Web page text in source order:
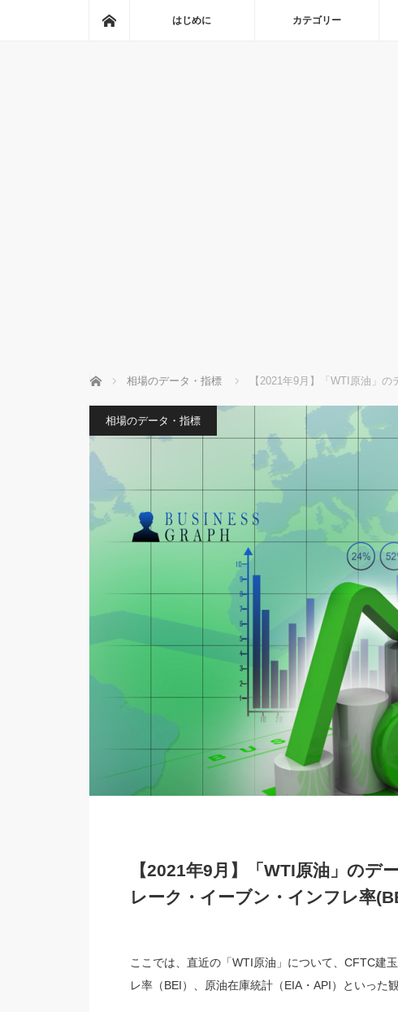
はじめに カテゴリー
ホーム 相場のデータ・指標 【2021年9月】「WTI原油」
相場のデータ・指標
【2021年9月】「WTI原油」のデ
レーク・イーブン・インフレ率
ここでは、直近の「WTI原油」について、CFTC建
レ率（BEI）、原油在庫統計（EIA・API）といった